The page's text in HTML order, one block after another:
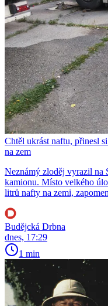
Chtěl ukrást naftu, přinesl
na zem
Neznámý zloděj vyrazil na
kamionu. Místo velkého
litrů nafty na zemi,
Budějcká Drbna
dnes, 17:29
1 min